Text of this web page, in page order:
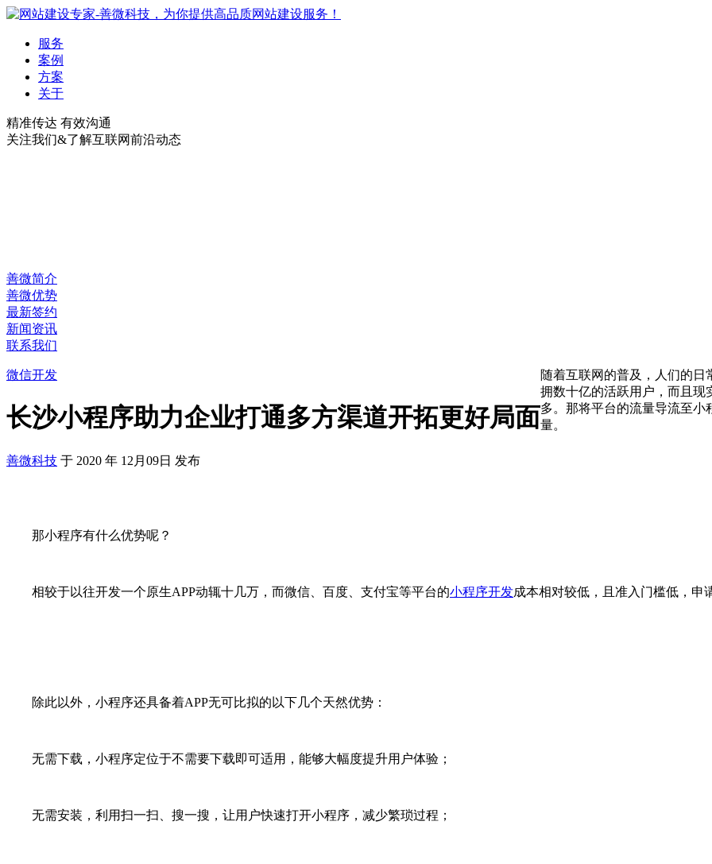
服务
案例
方案
关于
精准传达 有效沟通
关注我们&了解互联网前沿动态
善微简介
善微优势
最新签约
新闻资讯
联系我们
微信开发
长沙小程序助力企业打通多方渠道开拓更好局面
善微科技 于 2020 年 12月09日 发布
随着互联网的普及，人们的
拥数十亿的活跃用户，而且现
多。那将平台的流量导流至
量。
那小程序有什么优势呢？
相较于以往开发一个原生APP动辄十几万，而微信、百度、支付宝等平台的小程序开发成本相对较低，且准入门槛低，申
除此以外，小程序还具备着APP无可比拟的以下几个天然优势：
无需下载，小程序定位于不需要下载即可适用，能够大幅度提升用户体验；
无需安装，利用扫一扫、搜一搜，让用户快速打开小程序，减少繁琐过程；